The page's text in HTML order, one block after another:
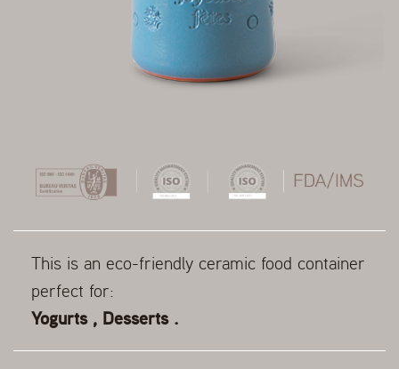
This is an eco-friendly ceramic food container
perfect for:
Yogurts , Desserts .